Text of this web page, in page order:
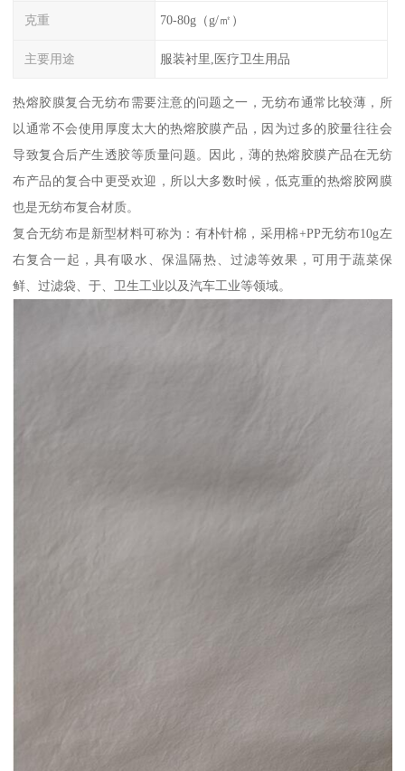
克重 70-80g（g/㎡）
主要用途 服装衬里,医疗卫生用品
热熔胶膜复合无纺布需要注意的问题之一，无纺布通常比较薄，所
以通常不会使用厚度太大的热熔胶膜产品，因为过多的胶量往往会
导致复合后产生透胶等质量问题。因此，薄的热熔胶膜产品在无纺
布产品的复合中更受欢迎，所以大多数时候，低克重的热熔胶网膜
也是无纺布复合材质。
复合无纺布是新型材料可称为：有朴针棉，采用棉+PP无纺布10g左
右复合一起，具有吸水、保温隔热、过滤等效果，可用于蔬菜保
鲜、过滤袋、于、卫生工业以及汽车工业等领域。